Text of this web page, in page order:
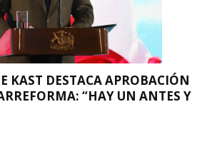
KAST DESTACA APROBACIÓN
“HAY UN ANTES Y